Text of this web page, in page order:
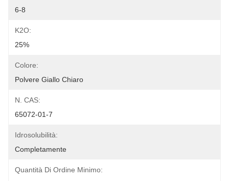
6-8
K2O:
25%
Colore:
Polvere Giallo Chiaro
N. CAS:
65072-01-7
Idrosolubilità:
Completamente
Quantità Di Ordine Minimo: